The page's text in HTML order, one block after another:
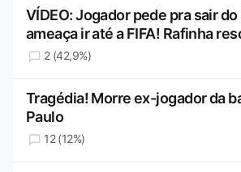
VÍDEO: Jogador pede pra sair do
ameaça ir até a FIFA! Rafinha
2 (42,9%)
Tragédia! Morre ex-jogador da
Paulo
12 (12%)